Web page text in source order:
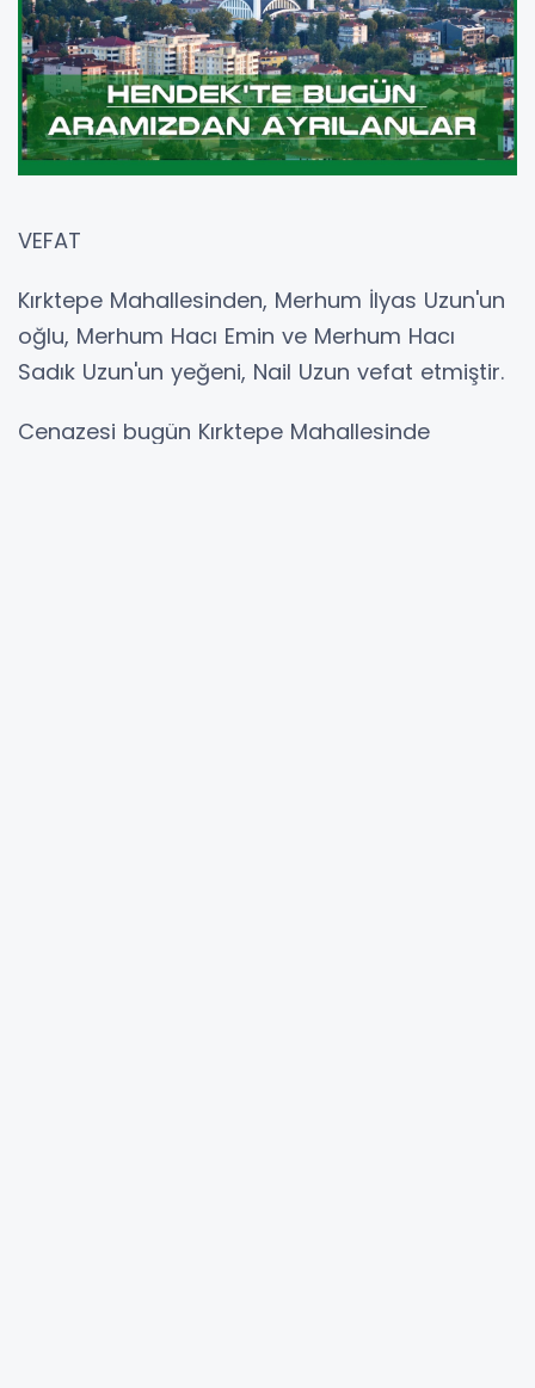
VEFAT
Kırktepe Mahallesinden, Merhum İlyas Uzun'un
oğlu, Merhum Hacı Emin ve Merhum Hacı
Sadık Uzun'un yeğeni, Nail Uzun vefat etmiştir.
Cenazesi bugün Kırktepe Mahallesinde